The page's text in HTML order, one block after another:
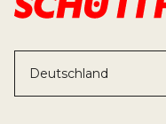
Deutschland